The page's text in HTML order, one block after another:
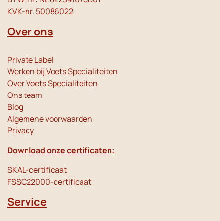
KVK-nr. 50086022
Over ons
Private Label
Werken bij Voets Specialiteiten
Over Voets Specialiteiten
Ons team
Blog
Algemene voorwaarden
Privacy
Download onze certificaten:
SKAL-certificaat
FSSC22000-certificaat
Service